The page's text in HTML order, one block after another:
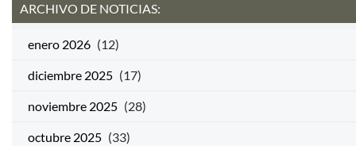
ARCHIVO DE NOTICIAS:
enero 2026 (12)
diciembre 2025 (17)
noviembre 2025 (28)
octubre 2025 (33)